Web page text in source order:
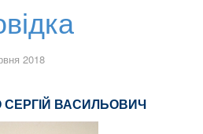
2018
СЕРГІЙ ВАСИЛЬОВИЧ